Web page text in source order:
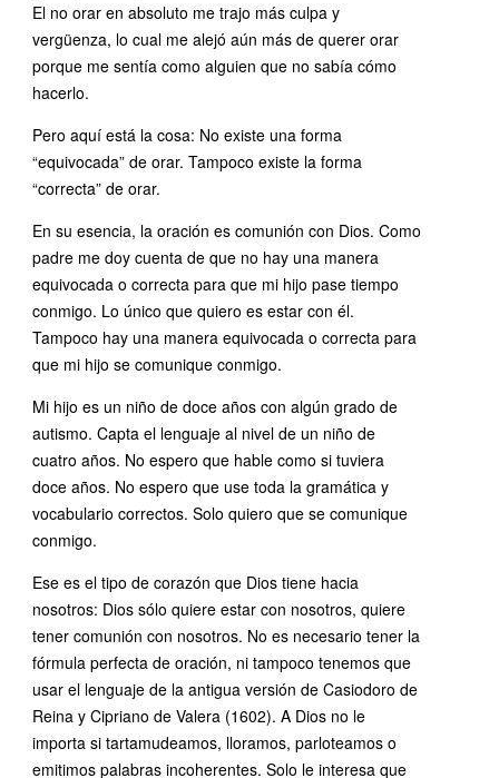
El no orar en absoluto me trajo más culpa y
vergüenza, lo cual me alejó aún más de querer orar
porque me sentía como alguien que no sabía cómo
hacerlo.
Pero aquí está la cosa: No existe una forma
“equivocada” de orar. Tampoco existe la forma
“correcta” de orar.
En su esencia, la oración es comunión con Dios. Como
padre me doy cuenta de que no hay una manera
equivocada o correcta para que mi hijo pase tiempo
conmigo. Lo único que quiero es estar con él.
Tampoco hay una manera equivocada o correcta para
que mi hijo se comunique conmigo.
Mi hijo es un niño de doce años con algún grado de
autismo. Capta el lenguaje al nivel de un niño de
cuatro años. No espero que hable como si tuviera
doce años. No espero que use toda la gramática y
vocabulario correctos. Solo quiero que se comunique
conmigo.
Ese es el tipo de corazón que Dios tiene hacia
nosotros: Dios sólo quiere estar con nosotros, quiere
tener comunión con nosotros. No es necesario tener la
fórmula perfecta de oración, ni tampoco tenemos que
usar el lenguaje de la antigua versión de Casiodoro de
Reina y Cipriano de Valera (1602). A Dios no le
importa si tartamudeamos, lloramos, parloteamos o
emitimos palabras incoherentes. Solo le interesa que